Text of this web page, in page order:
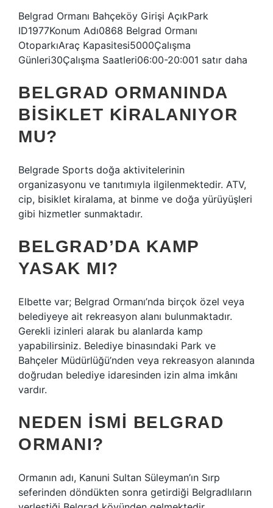
Belgrad Ormanı Bahçeköy Girişi AçıkPark
ID1977Konum Adı0868 Belgrad Ormanı
OtoparkıAraç Kapasitesi5000Çalışma
Günleri30Çalışma Saatleri06:00-20:001 satır daha
BELGRAD ORMANINDA
BISIKLET KIRALANIYOR
MU?
Belgrade Sports doğa aktivitelerinin
organizasyonu ve tanıtımıyla ilgilenmektedir. ATV,
cip, bisiklet kiralama, at binme ve doğa yürüyüşleri
gibi hizmetler sunmaktadır.
BELGRAD’DA KAMP
YASAK MI?
Elbette var; Belgrad Ormanı’nda birçok özel veya
belediyeye ait rekreasyon alanı bulunmaktadır.
Gerekli izinleri alarak bu alanlarda kamp
yapabilirsiniz. Belediye binasındaki Park ve
Bahçeler Müdürlüğü’nden veya rekreasyon alanında
doğrudan belediye idaresinden izin alma imkânı
vardır.
NEDEN ISMI BELGRAD
ORMANI?
Ormanın adı, Kanuni Sultan Süleyman’ın Sırp
seferinden döndükten sonra getirdiği Belgradlıların